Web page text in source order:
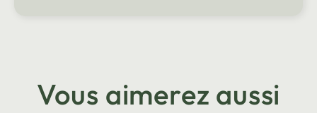
Vous aimerez aussi